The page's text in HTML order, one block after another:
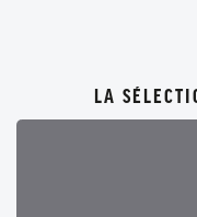
LA